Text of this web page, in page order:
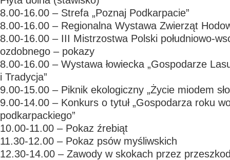
8.00-16.00 – Strefa „Poznaj Podkarpacie”
8.00-16.00 – Regionalna Wystawa Zwierząt
8.00-16.00 – III Mistrzostwa Polski południowo-
ozdobnego – pokazy
8.00-16.00 – Wystawa łowiecka „Gospodarze
i Tradycja”
9.00-15.00 – Piknik ekologiczny „Życie miodem
9.00-14.00 – Konkurs o tytuł „Gospodarza roku
podkarpackiego”
10.00-11.00 – Pokaz źrebiąt
11.30-12.00 – Pokaz psów myśliwskich
12.30-14.00 – Zawody w skokach przez